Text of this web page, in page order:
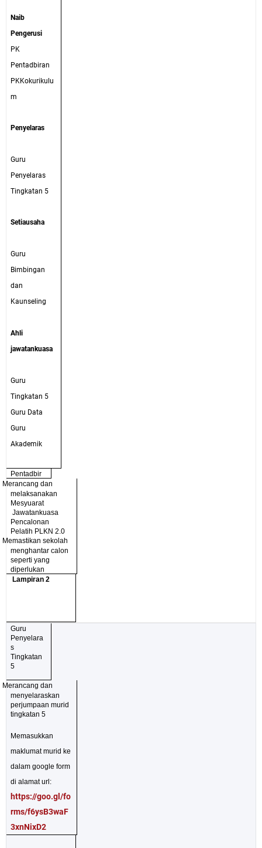
Naib
Pengerusi
PK
Pentadbiran
PKKokurikulu
m
Penyelaras
Guru
Penyelaras
Tingkatan 5
Setiausaha
Guru
Bimbingan
dan
Kaunseling
Ahli
jawatankuasa
Guru
Tingkatan 5
Guru Data
Guru
Akademik
Pentadbir
Merancang dan
melaksanakan
Mesyuarat
Jawatankuasa
Pencalonan
Pelatih PLKN 2.0
Memastikan sekolah
menghantar calon
seperti yang
diperlukan
Lampiran 2
Guru
Penyelara
s
Tingkatan
5
Merancang dan
menyelaraskan
perjumpaan murid
tingkatan 5
Memasukkan
maklumat murid ke
dalam google form
di alamat url:
https://goo.gl/fo
rms/f6ysB3waF
3xnNixD2